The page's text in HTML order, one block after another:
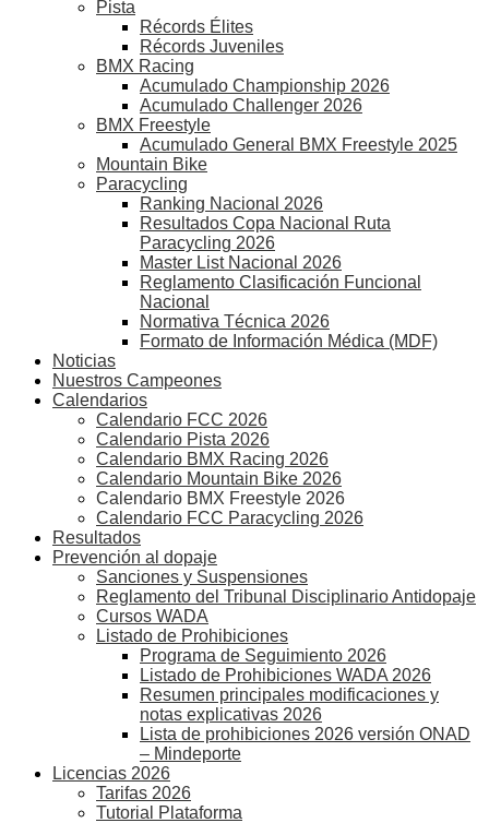
Pista
Récords Élites
Récords Juveniles
BMX Racing
Acumulado Championship 2026
Acumulado Challenger 2026
BMX Freestyle
Acumulado General BMX Freestyle 2025
Mountain Bike
Paracycling
Ranking Nacional 2026
Resultados Copa Nacional Ruta
Paracycling 2026
Master List Nacional 2026
Reglamento Clasificación Funcional
Nacional
Normativa Técnica 2026
Formato de Información Médica (MDF)
Noticias
Nuestros Campeones
Calendarios
Calendario FCC 2026
Calendario Pista 2026
Calendario BMX Racing 2026
Calendario Mountain Bike 2026
Calendario BMX Freestyle 2026
Calendario FCC Paracycling 2026
Resultados
Prevención al dopaje
Sanciones y Suspensiones
Reglamento del Tribunal Disciplinario Antidopaje
Cursos WADA
Listado de Prohibiciones
Programa de Seguimiento 2026
Listado de Prohibiciones WADA 2026
Resumen principales modificaciones y
notas explicativas 2026
Lista de prohibiciones 2026 versión ONAD
– Mindeporte
Licencias 2026
Tarifas 2026
Tutorial Plataforma